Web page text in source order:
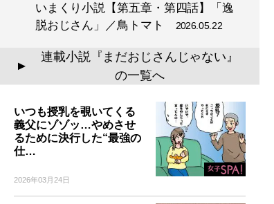
いまくり小説【第五章・第四話】「逸
脱おじさん」／鳥トマト 2026.05.22
▲
連載小説『まだおじさんじゃない』
の一覧へ
いつも授乳を覗いてくる
義父にゾゾッ…やめさせ
るために決行した“最強の
仕…
2026年03月24日